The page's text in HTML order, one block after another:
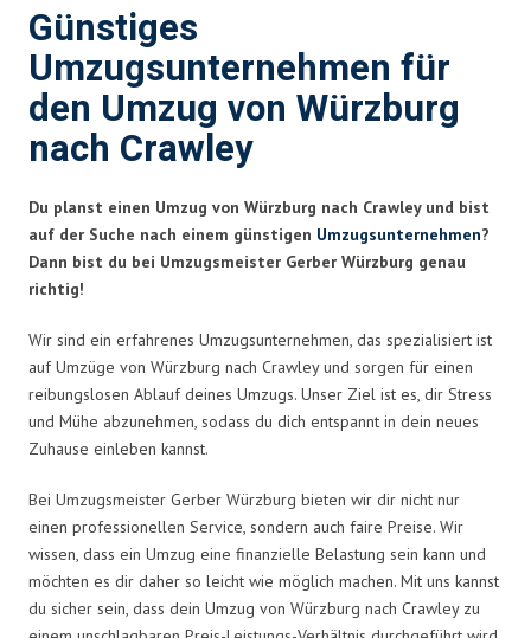
Günstiges
Umzugsunternehmen für
den Umzug von Würzburg
nach Crawley
Du planst einen Umzug von Würzburg nach Crawley und bist
auf der Suche nach einem günstigen Umzugsunternehmen?
Dann bist du bei Umzugsmeister Gerber Würzburg genau
richtig!
Wir sind ein erfahrenes Umzugsunternehmen, das spezialisiert ist
auf Umzüge von Würzburg nach Crawley und sorgen für einen
reibungslosen Ablauf deines Umzugs. Unser Ziel ist es, dir Stress
und Mühe abzunehmen, sodass du dich entspannt in dein neues
Zuhause einleben kannst.
Bei Umzugsmeister Gerber Würzburg bieten wir dir nicht nur
einen professionellen Service, sondern auch faire Preise. Wir
wissen, dass ein Umzug eine finanzielle Belastung sein kann und
möchten es dir daher so leicht wie möglich machen. Mit uns kannst
du sicher sein, dass dein Umzug von Würzburg nach Crawley zu